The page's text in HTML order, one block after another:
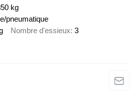
kg
pneumatique
Nombre d'essieux 3